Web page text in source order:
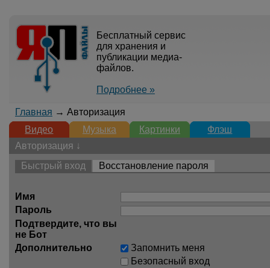
Бесплатный сервис
для хранения и
публикации медиа-
файлов.
Подробнее »
Главная → Авторизация
Видео
Музыка Картинки
Флэш
Авторизация ↓
Быстрый вход
Восстановление пароля
Имя
Пароль
Подтвердите, что вы
не Бот
Дополнительно
Запомнить меня
Безопасный вход